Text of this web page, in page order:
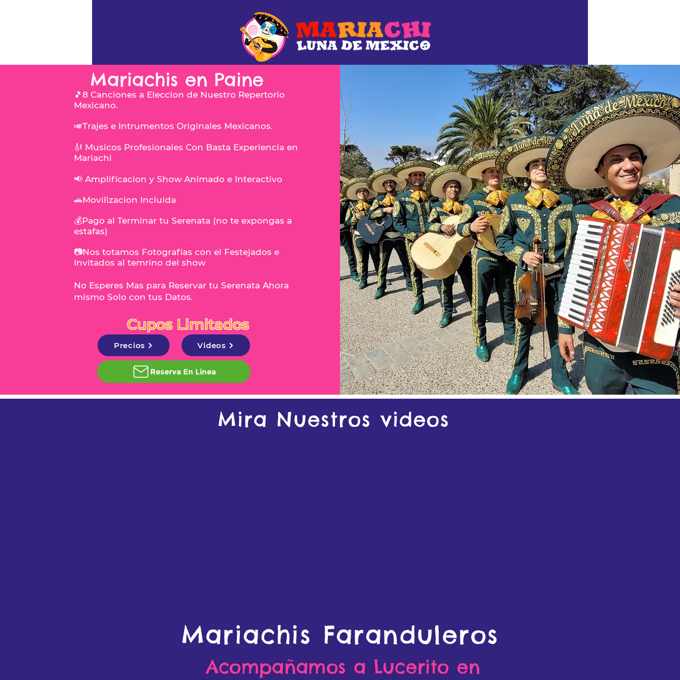
Mariachis en Paine
Precios Videos
🎵8 Canciones a Eleccion de Nuestro Repertorio
Mexicano.
🎺Trajes e Intrumentos Originales Mexicanos.
🎻 Musicos Profesionales Con Basta Experiencia en
Mariachi
📢 Amplificacion y Show Animado e Interactivo
🚗Movilizacion Incluida
💰Pago al Terminar tu Serenata (no te expongas a
estafas)
📷Nos totamos Fotografias con el Festejados e
Invitados al temrino del show
No Esperes Mas para Reservar tu Serenata Ahora
mismo Solo con tus Datos.
Cupos Limitados
Reserva En Linea
Mira Nuestros videos
Mariachis Faranduleros
Acompañamos a Lucerito en